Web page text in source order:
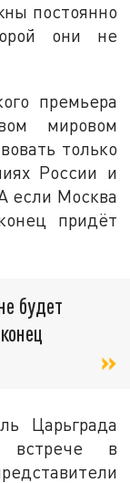
постоянно
они не
премьера
мировом
только
России и
если Москва
придёт
будет
Царьграда
встрече в